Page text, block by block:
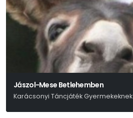
Jászol-Mese Betlehemben
Karácsonyi Táncjáték Gyermekeknek